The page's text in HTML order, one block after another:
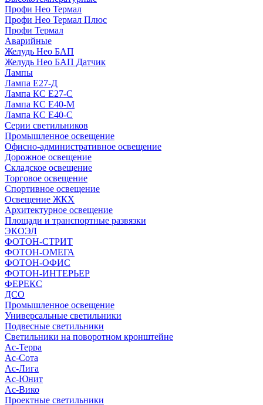
Профи Нео Термал
Профи Нео Термал Плюс
Профи Термал
Аварийные
Желудь Нео БАП
Желудь Нео БАП Датчик
Лампы
Лампа Е27-Д
Лампа КС Е27-С
Лампа КС Е40-М
Лампа КС Е40-С
Серии светильников
Промышленное освещение
Офисно-административное освещение
Дорожное освещение
Складское освещение
Торговое освещение
Спортивное освещение
Освещение ЖКХ
Архитектурное освещение
Площади и транспортные развязки
ЭКОЭЛ
ФОТОН-СТРИТ
ФОТОН-ОМЕГА
ФОТОН-ОФИС
ФОТОН-ИНТЕРЬЕР
ФЕРЕКС
ДСО
Промышленное освещение
Универсальные светильники
Подвесные светильники
Светильники на поворотном кронштейне
Ас-Терра
Ас-Сота
Ас-Лига
Ас-Юнит
Ас-Вико
Проектные светильники